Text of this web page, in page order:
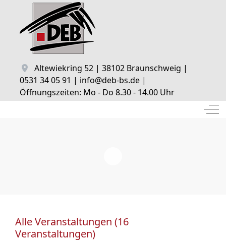
Altewiekring 52 | 38102 Braunschweig |
0531 34 05 91 | info@deb-bs.de |
Öffnungszeiten: Mo - Do 8.30 - 14.00 Uhr
Alle Veranstaltungen (16
Veranstaltungen)